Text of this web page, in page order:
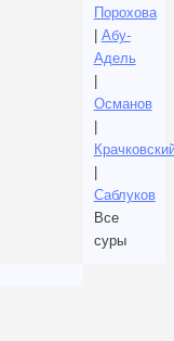
Порохова
Абу-
Адель
Османов
Саблуков
Все
суры